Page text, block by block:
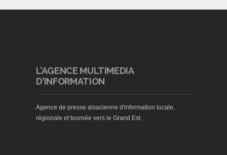
L’AGENCE MULTIMEDIA
D’INFORMATION
Agence de presse alsacienne d'information locale,
régionale et tournée vers le Grand Est.